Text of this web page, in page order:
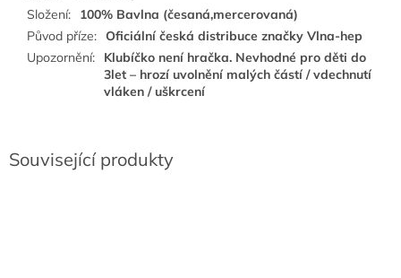
Související produkty
Složení:
100% Bavlna (česaná,mercerovaná)
Původ příze: Oficiální česká distribuce značky Vlna-hep
Upozornění:
Klubíčko není hračka. Nevhodné pro děti do
3let – hrozí uvolnění malých částí / vdechnutí
vláken / uškrcení